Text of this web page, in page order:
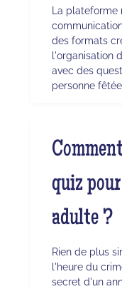
La plateforme
des formats
l'organisation
avec des
personne
quiz
adulte ?
Rien de plus
l'heure du
secret d'un